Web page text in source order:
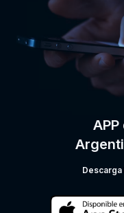
Descarga